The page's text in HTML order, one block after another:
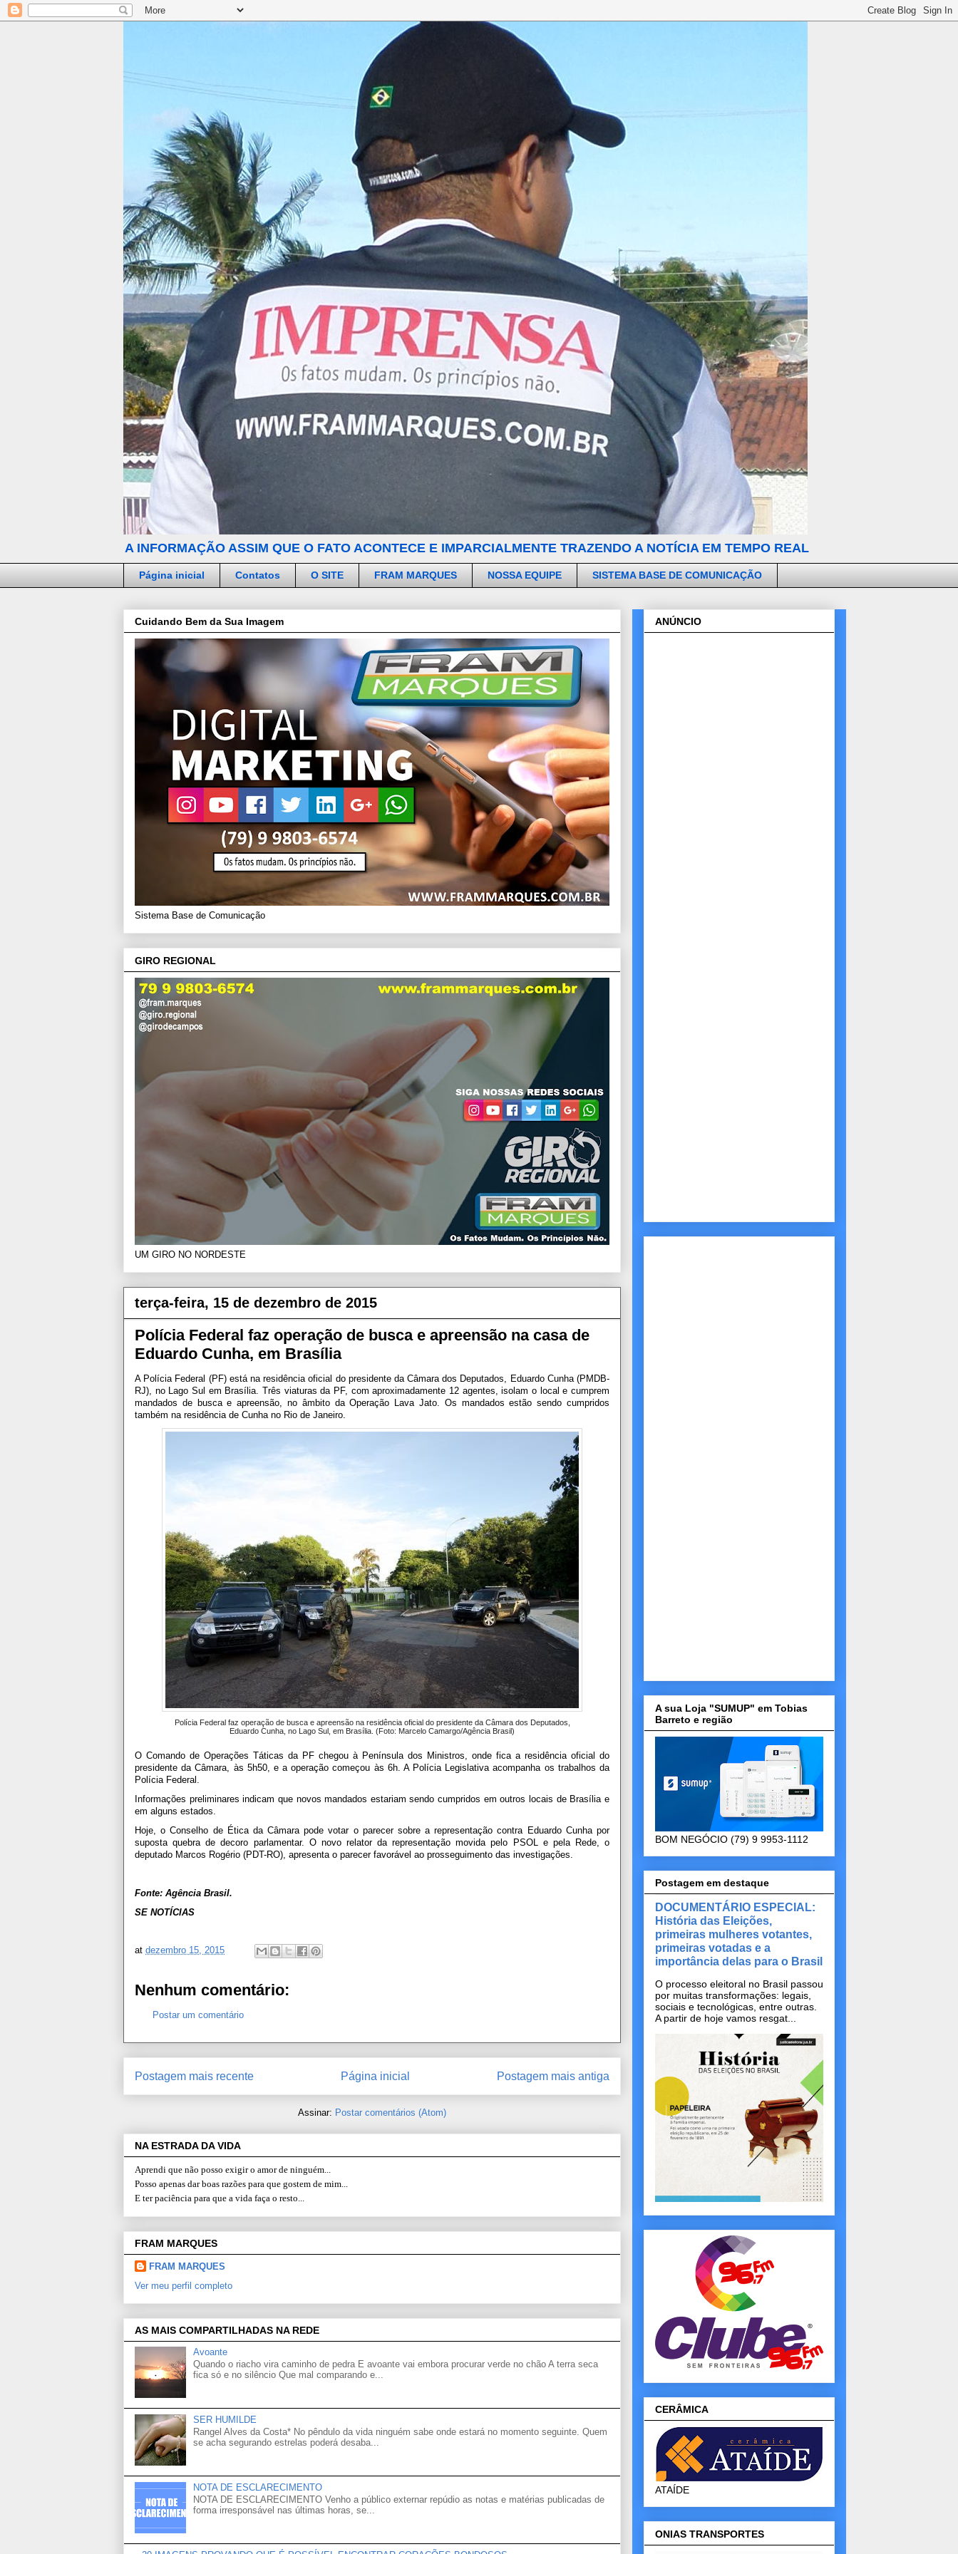
A INFORMAÇÃO ASSIM QUE O FATO ACONTECE E IMPARCIALMENTE TRAZENDO A NOTÍCIA EM TEMPO REAL
Página inicial Contatos O SITE FRAM MARQUES NOSSA EQUIPE SISTEMA BASE DE COMUNICAÇÃO
Cuidando Bem da Sua Imagem
Sistema Base de Comunicação
GIRO REGIONAL
UM GIRO NO NORDESTE
terça-feira, 15 de dezembro de 2015
Polícia Federal faz operação de busca e apreensão na casa de
Eduardo Cunha, em Brasília
A Polícia Federal (PF) está na residência oficial do presidente da Câmara dos Deputados, Eduardo Cunha (PMDB-
RJ), no Lago Sul em Brasília. Três viaturas da PF, com aproximadamente 12 agentes, isolam o local e cumprem
mandados de busca e apreensão, no âmbito da Operação Lava Jato. Os mandados estão sendo cumpridos
também na residência de Cunha no Rio de Janeiro.
Polícia Federal faz operação de busca e apreensão na residência oficial do presidente da Câmara dos Deputados,
Eduardo Cunha, no Lago Sul, em Brasília. (Foto: Marcelo Camargo/Agência Brasil)
O Comando de Operações Táticas da PF chegou à Península dos Ministros, onde fica a residência oficial do
presidente da Câmara, às 5h50, e a operação começou às 6h. A Polícia Legislativa acompanha os trabalhos da
Polícia Federal.
Informações preliminares indicam que novos mandados estariam sendo cumpridos em outros locais de Brasília e
em alguns estados.
Hoje, o Conselho de Ética da Câmara pode votar o parecer sobre a representação contra Eduardo Cunha por
suposta quebra de decoro parlamentar. O novo relator da representação movida pelo PSOL e pela Rede, o
deputado Marcos Rogério (PDT-RO), apresenta o parecer favorável ao prosseguimento das investigações.
Fonte: Agência Brasil.
SE NOTÍCIAS
at dezembro 15, 2015
Nenhum comentário:
Postar um comentário
Postagem mais recente Postagem mais antiga
Página inicial
Assinar: Postar comentários (Atom)
NA ESTRADA DA VIDA
Aprendi que não posso exigir o amor de ninguém...
Posso apenas dar boas razões para que gostem de mim...
E ter paciência para que a vida faça o resto...
FRAM MARQUES
FRAM MARQUES
Ver meu perfil completo
AS MAIS COMPARTILHADAS NA REDE
Avoante
Quando o riacho vira caminho de pedra E avoante vai embora procurar verde no chão A terra seca
fica só e no silêncio Que mal comparando e...
SER HUMILDE
Rangel Alves da Costa* No pêndulo da vida ninguém sabe onde estará no momento seguinte. Quem
se acha segurando estrelas poderá desaba...
NOTA DE ESCLARECIMENTO
NOTA DE ESCLARECIMENTO Venho a público externar repúdio as notas e matérias publicadas de
forma irresponsável nas últimas horas, se...
ANÚNCIO
A sua Loja "SUMUP" em Tobias
Barreto e região
BOM NEGÓCIO (79) 9 9953-1112
Postagem em destaque
DOCUMENTÁRIO ESPECIAL:
História das Eleições,
primeiras mulheres votantes,
primeiras votadas e a
importância delas para o Brasil
O processo eleitoral no Brasil passou
por muitas transformações: legais,
sociais e tecnológicas, entre outras.
A partir de hoje vamos resgat...
CERÂMICA
ATAÍDE
ONIAS TRANSPORTES